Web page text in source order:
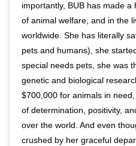
importantly, BUB has made
of animal welfare, and in the
worldwide. She has literally
pets and humans), she
special needs pets, she was
genetic and biological
$700,000 for animals in
of determination, positivity,
over the world. And even
crushed by her graceful